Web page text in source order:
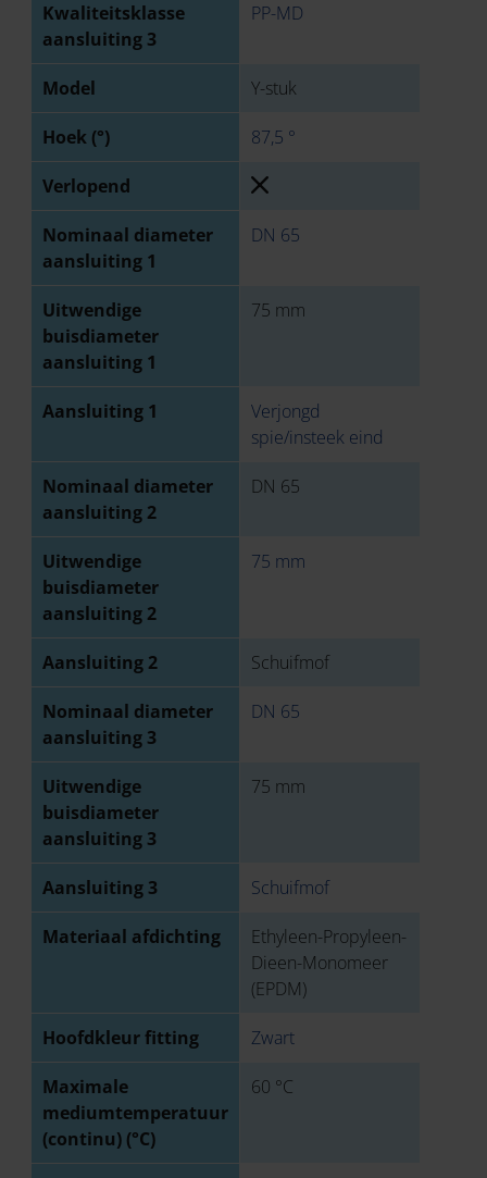
Kwaliteitsklasse
aansluiting 3
PP-MD
Model Y-stuk
Hoek (°) 87,5 °
Verlopend
Nominaal diameter
aansluiting 1
DN 65
Uitwendige
buisdiameter
aansluiting 1
75 mm
Aansluiting 1
Verjongd
spie/insteek eind
Nominaal diameter
aansluiting 2
DN 65
Uitwendige
buisdiameter
aansluiting 2
75 mm
Aansluiting 2 Schuifmof
Nominaal diameter
aansluiting 3
DN 65
Uitwendige
buisdiameter
aansluiting 3
75 mm
Aansluiting 3 Schuifmof
Materiaal afdichting
Ethyleen-Propyleen-
Dieen-Monomeer
(EPDM)
Hoofdkleur fitting Zwart
Maximale
mediumtemperatuur
(continu) (°C)
60 °C